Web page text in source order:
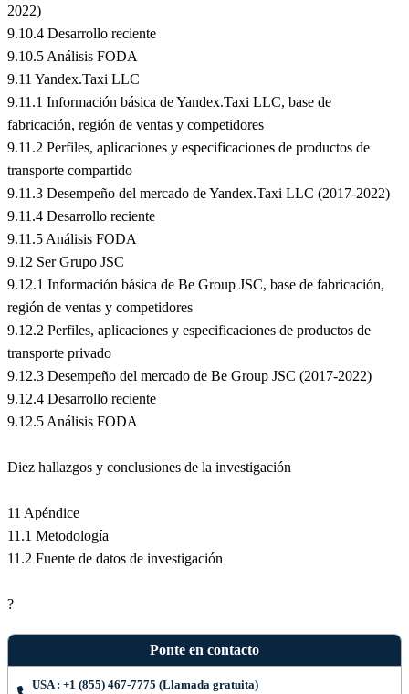
2022)
9.10.4 Desarrollo reciente
9.10.5 Análisis FODA
9.11 Yandex.Taxi LLC
9.11.1 Información básica de Yandex.Taxi LLC, base de
fabricación, región de ventas y competidores
9.11.2 Perfiles, aplicaciones y especificaciones de productos de
transporte compartido
9.11.3 Desempeño del mercado de Yandex.Taxi LLC (2017-2022)
9.11.4 Desarrollo reciente
9.11.5 Análisis FODA
9.12 Ser Grupo JSC
9.12.1 Información básica de Be Group JSC, base de fabricación,
región de ventas y competidores
9.12.2 Perfiles, aplicaciones y especificaciones de productos de
transporte privado
9.12.3 Desempeño del mercado de Be Group JSC (2017-2022)
9.12.4 Desarrollo reciente
9.12.5 Análisis FODA
Diez hallazgos y conclusiones de la investigación
11 Apéndice
11.1 Metodología
11.2 Fuente de datos de investigación
?
Ponte en contacto
USA : +1 (855) 467-7775 (Llamada gratuita)